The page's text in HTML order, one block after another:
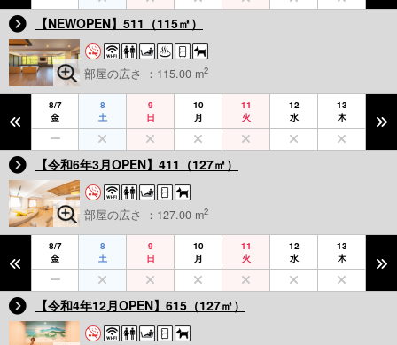
【NEWOPEN】511（115㎡）
部屋の広さ ：115.00 m2
8/7
金
8
土
9
日
10
月
11
火
12
水
13
木
【令和6年3月OPEN】411（127㎡）
部屋の広さ ：127.00 m2
8/7
金
8
土
9
日
10
月
11
火
12
水
13
木
【令和4年12月OPEN】615（127㎡）